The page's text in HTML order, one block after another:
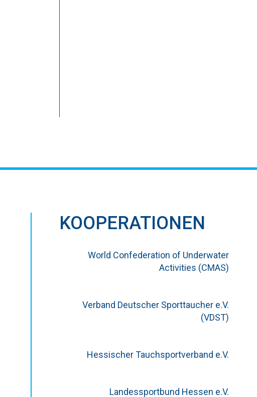
KOOPERATIONEN
World Confederation of Underwater
Activities (CMAS)
Verband Deutscher Sporttaucher e.V.
(VDST)
Hessischer Tauchsportverband e.V.
Landessportbund Hessen e.V.